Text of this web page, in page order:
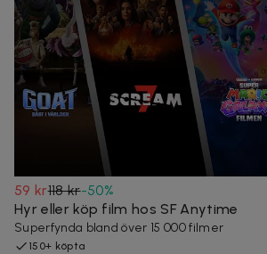
59 kr118 kr-50%
Hyr eller köp film hos SF Anytime
Superfynda bland över 15 000 filmer
150+ köpta